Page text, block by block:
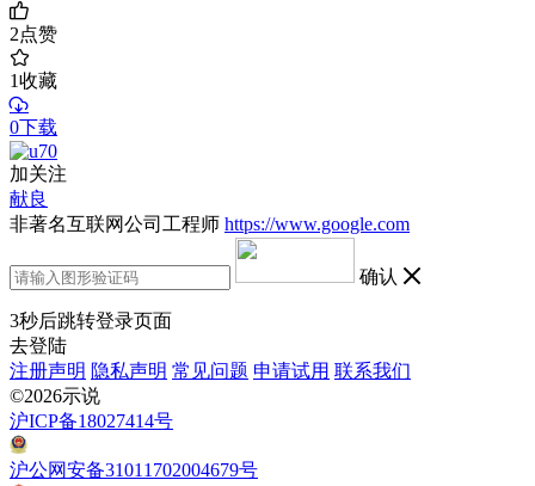
2点赞
1收藏
0下载
加关注
献良
非著名互联网公司工程师 https://www.google.com
确认
3秒后跳转登录页面
去登陆
注册声明 隐私声明 常见问题 申请试用 联系我们
©2026示说
沪ICP备18027414号
沪公网安备31011702004679号